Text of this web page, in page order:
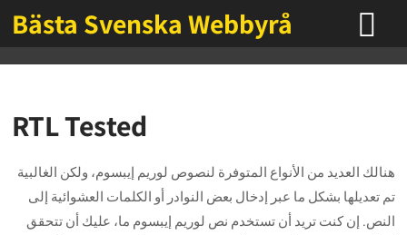
Bästa Svenska Webbyrå
RTL Tested
هنالك العديد من الأنواع المتوفرة لنصوص لوريم إيبسوم، ولكن الغالبية
تم تعديلها بشكل ما عبر إدخال بعض النوادر أو الكلمات العشوائية إلى
النص. إن كنت تريد أن تستخدم نص لوريم إيبسوم ما، عليك أن تتحقق